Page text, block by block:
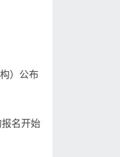
）公布
名开始